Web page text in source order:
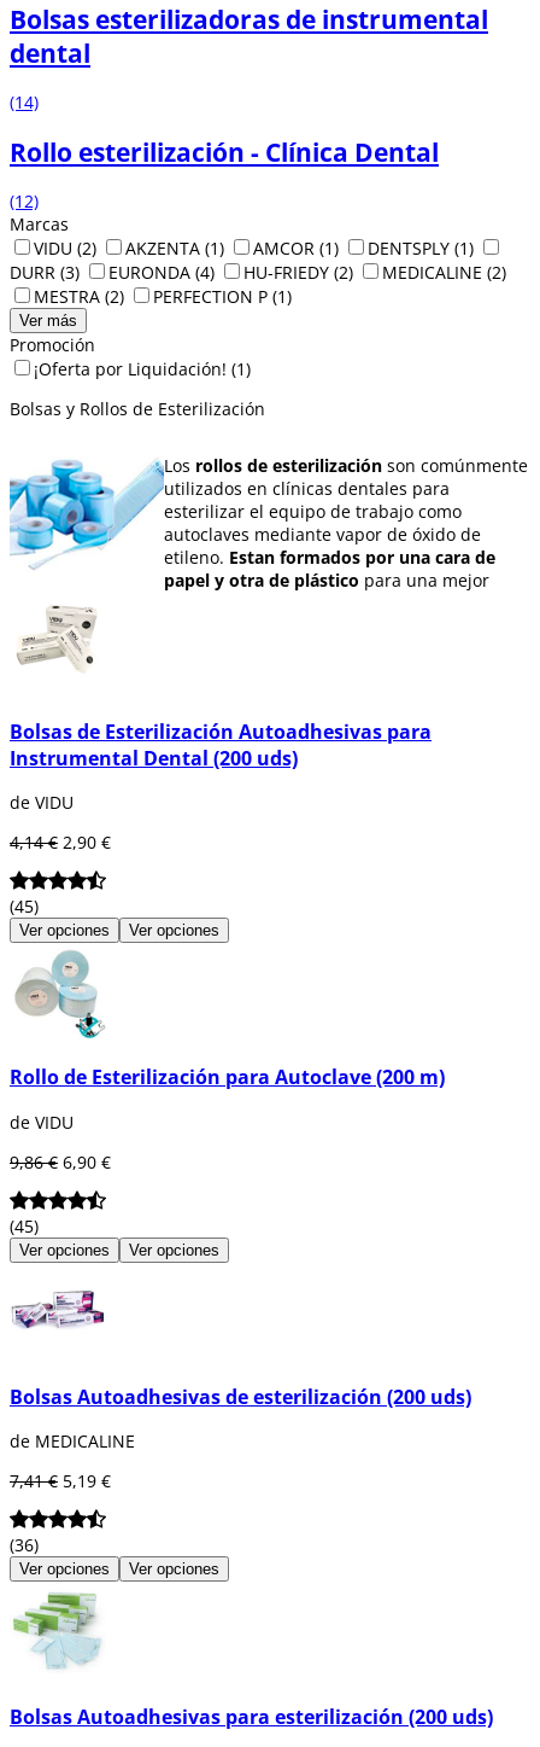
Bolsas esterilizadoras de instrumental
dental
(14)
Rollo esterilización - Clínica Dental
(12)
Marcas
VIDU (2) AKZENTA (1) AMCOR (1) DENTSPLY (1)
DURR (3) EURONDA (4) HU-FRIEDY (2) MEDICALINE (2)
MESTRA (2) PERFECTION P (1)
Ver más
Promoción
¡Oferta por Liquidación! (1)
Bolsas y Rollos de Esterilización
Los rollos de esterilización son comúnmente
utilizados en clínicas dentales para
esterilizar el equipo de trabajo como
autoclaves mediante vapor de óxido de
etileno. Estan formados por una cara de
papel y otra de plástico para una mejor
bolsas de esterilización llevan autocierre y
resultan muy útiles cuando no se dispone de
distintas unidades y tamaños para cumplir
con las necesidades del profesional.
Bolsas de Esterilización Autoadhesivas para
Instrumental Dental (200 uds)
de VIDU
4,14 € 2,90 €
(45)
Ver opciones Ver opciones
Rollo de Esterilización para Autoclave (200 m)
de VIDU
9,86 € 6,90 €
(45)
Ver opciones Ver opciones
Bolsas Autoadhesivas de esterilización (200 uds)
de MEDICALINE
7,41 € 5,19 €
(36)
Ver opciones Ver opciones
Bolsas Autoadhesivas para esterilización (200 uds)